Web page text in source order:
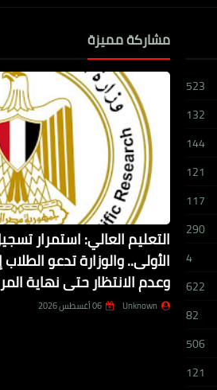
523
132
144
121
117
290
4
622
82
506
121
مشاركة مميزة
التعليم العالي: استمرار
الأولى.. والوزارة تدعو
وعدم الانتظار حتى نهاية
Unknown 06 أغسطس 2026